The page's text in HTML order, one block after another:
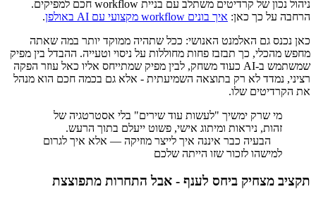
ניהול נכון של קרדיטים משתלב עם בניית workflow חכם למפיקים.
הרחבה על כך כאן: איך בונים workflow מקצועי עם AI באולפן
.
כאן נכנס גם האלמנט האנושי: ככל שתהיה ממוקד יותר במה שאתה
מחפש מהכלי, כך תבזבז פחות מחוללות על ניסוי וטעייה. ההבדל בין מפיק
שמשתמש ב-AI כעוד משחק, לבין מפיק שמתייחס אליו כאל עוזר הפקה
רציני, נמדד לא רק בתוצאה השמיעתית - אלא גם בכמה חכם הוא מנהל
את הקרדיטים שלו.
מי שרק ימשיך "לעשות עוד שירים" בלי אסטרטגיה של
זהות, ניראות ומיתוג אישי, פשוט ייעלם בתוך הרעש.
הבעיה כבר איננה איך לייצר מוזיקה — אלא איך לגרום
למישהו לזכור שזו הייתה שלכם
תקציב מצחיק ביחס לענף - אבל התחרות מתפוצצת